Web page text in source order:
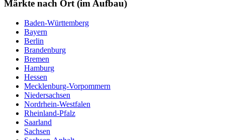
Märkte nach Ort (im Aufbau)
Baden-Württemberg
Bayern
Berlin
Brandenburg
Bremen
Hamburg
Hessen
Mecklenburg-Vorpommern
Niedersachsen
Nordrhein-Westfalen
Rheinland-Pfalz
Saarland
Sachsen